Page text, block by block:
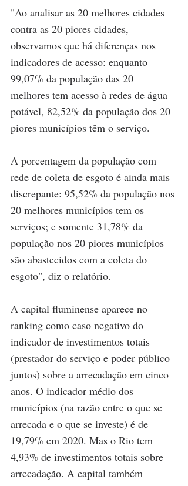
"Ao analisar as 20 melhores cidades
contra as 20 piores cidades,
observamos que há diferenças nos
indicadores de acesso: enquanto
99,07% da população das 20
melhores tem acesso à redes de água
potável, 82,52% da população dos 20
piores municípios têm o serviço.
A porcentagem da população com
rede de coleta de esgoto é ainda mais
discrepante: 95,52% da população nos
20 melhores municípios tem os
serviços; e somente 31,78% da
população nos 20 piores municípios
são abastecidos com a coleta do
esgoto", diz o relatório.
A capital fluminense aparece no
ranking como caso negativo do
indicador de investimentos totais
(prestador do serviço e poder público
juntos) sobre a arrecadação em cinco
anos. O indicador médio dos
municípios (na razão entre o que se
arrecada e o que se investe) é de
19,79% em 2020. Mas o Rio tem
4,93% de investimentos totais sobre
arrecadação. A capital também